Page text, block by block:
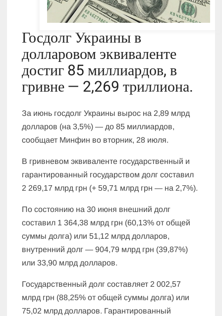
Госдолг Украины в
долларовом эквиваленте
достиг 85 миллиардов, в
гривне — 2,269 триллиона.
За июнь госдолг Украины вырос на 2,89 млрд
долларов (на 3,5%) — до 85 миллиардов,
сообщает Минфин во вторник, 28 июля.
В гривневом эквиваленте государственный и
гарантированный государством долг составил
2 269,17 млрд грн (+ 59,71 млрд грн — на 2,7%).
По состоянию на 30 июня внешний долг
составил 1 364,38 млрд грн (60,13% от общей
суммы долга) или 51,12 млрд долларов,
внутренний долг — 904,79 млрд грн (39,87%)
или 33,90 млрд долларов.
Государственный долг составляет 2 002,57
млрд грн (88,25% от общей суммы долга) или
75,02 млрд долларов. Гарантированный